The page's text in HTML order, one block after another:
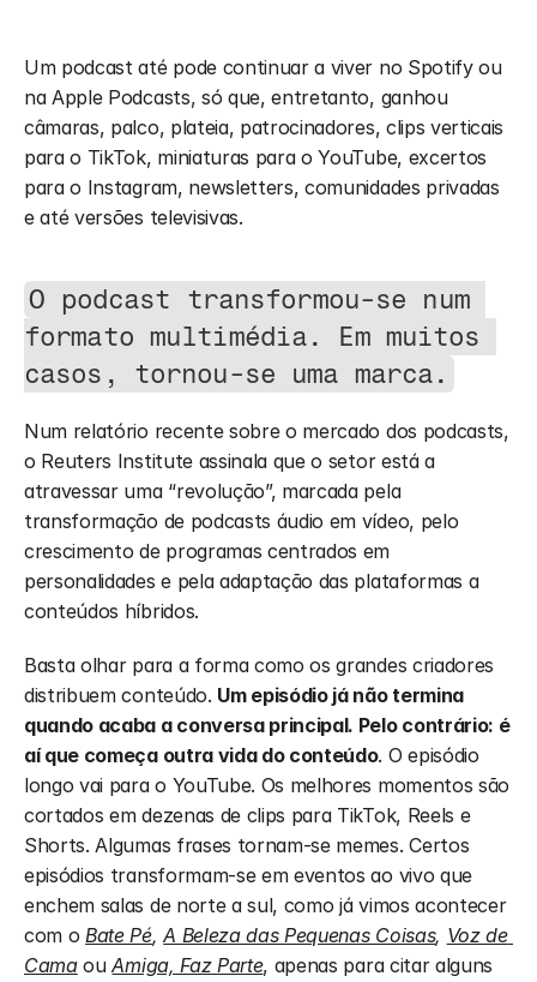
Um podcast até pode continuar a viver no Spotify ou
na Apple Podcasts, só que, entretanto, ganhou
câmaras, palco, plateia, patrocinadores, clips verticais
para o TikTok, miniaturas para o YouTube, excertos
para o Instagram, newsletters, comunidades privadas
e até versões televisivas.
O podcast transformou-se num
formato multimédia. Em muitos
casos, tornou-se uma marca.
Num relatório recente sobre o mercado dos podcasts,
o Reuters Institute assinala que o setor está a
atravessar uma “revolução”, marcada pela
transformação de podcasts áudio em vídeo, pelo
crescimento de programas centrados em
personalidades e pela adaptação das plataformas a
conteúdos híbridos.
Basta olhar para a forma como os grandes criadores
distribuem conteúdo. Um episódio já não termina
quando acaba a conversa principal. Pelo contrário: é
aí que começa outra vida do conteúdo. O episódio
longo vai para o YouTube. Os melhores momentos são
cortados em dezenas de clips para TikTok, Reels e
Shorts. Algumas frases tornam-se memes. Certos
episódios transformam-se em eventos ao vivo que
enchem salas de norte a sul, como já vimos acontecer
com o Bate Pé, A Beleza das Pequenas Coisas, Voz de
Cama ou Amiga, Faz Parte, apenas para citar alguns